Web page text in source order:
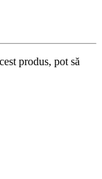
produs, pot să